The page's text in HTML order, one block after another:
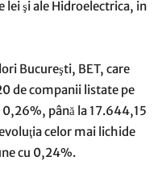
lei şi ale Hidroelectrica, in
Bucureşti, BET, care
de companii listate pe
0,26%, până la 17.644,15
celor mai lichide
cu 0,24%.